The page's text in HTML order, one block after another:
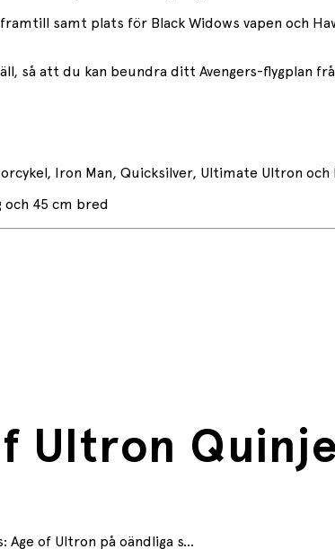
samt plats för Black Widows vapen och
så att du kan beundra ditt Avengers-flygplan
Iron Man, Quicksilver, Ultimate Ultron och
och 45 cm bred
Ultron
Age of Ultron på oändliga s...